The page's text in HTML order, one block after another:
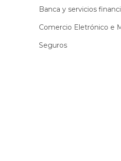
Banca y servicios
Comercio Eletrónico e
Seguros